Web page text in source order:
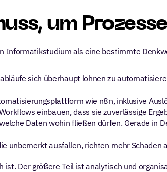
um
Informatikstudium als eine bestimmte
sich überhaupt lohnen zu
wie n8n, inklusive
einbauen, dass sie zuverlässige
Daten wohin fließen dürfen. Gerade in
unbemerkt ausfallen, richten mehr Schaden
ist. Der größere Teil ist analytisch und